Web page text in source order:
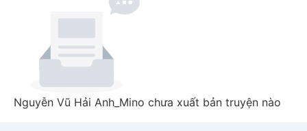
Nguyễn Vũ Hải Anh_Mino chưa xuất bản truyện nào